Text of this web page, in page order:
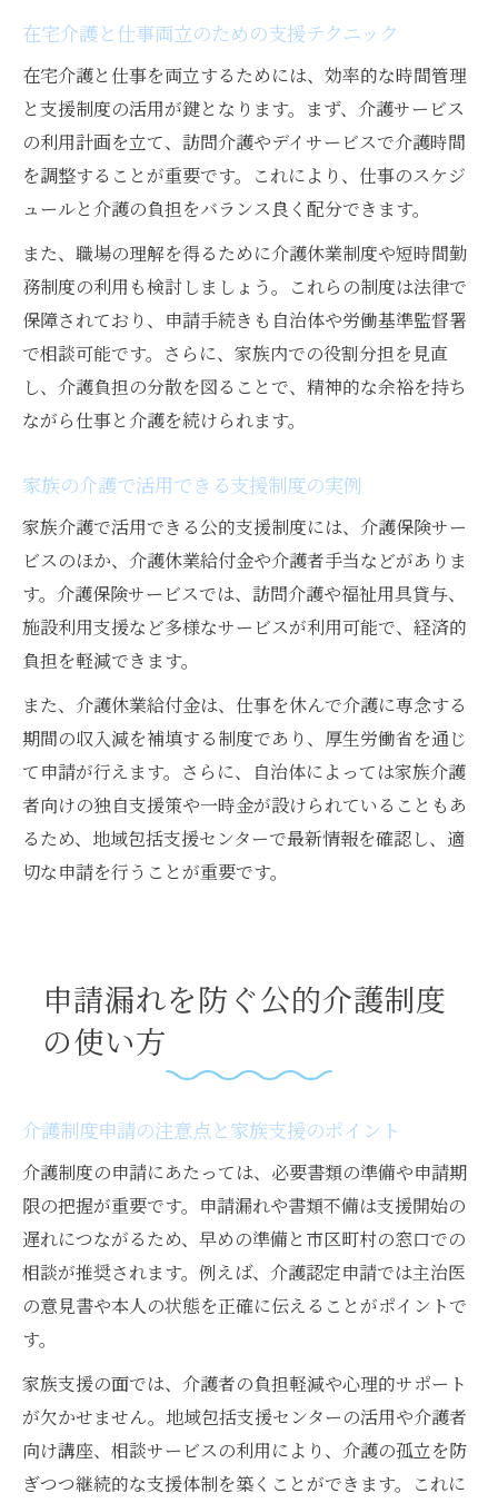
在宅介護と仕事両立のための支援テクニック
在宅介護と仕事を両立するためには、効率的な時間管理
と支援制度の活用が鍵となります。まず、介護サービス
の利用計画を立て、訪問介護やデイサービスで介護時間
を調整することが重要です。これにより、仕事のスケジ
ュールと介護の負担をバランス良く配分できます。
また、職場の理解を得るために介護休業制度や短時間勤
務制度の利用も検討しましょう。これらの制度は法律で
保障されており、申請手続きも自治体や労働基準監督署
で相談可能です。さらに、家族内での役割分担を見直
し、介護負担の分散を図ることで、精神的な余裕を持ち
ながら仕事と介護を続けられます。
家族の介護で活用できる支援制度の実例
家族介護で活用できる公的支援制度には、介護保険サー
ビスのほか、介護休業給付金や介護者手当などがありま
す。介護保険サービスでは、訪問介護や福祉用具貸与、
施設利用支援など多様なサービスが利用可能で、経済的
負担を軽減できます。
また、介護休業給付金は、仕事を休んで介護に専念する
期間の収入減を補填する制度であり、厚生労働省を通じ
て申請が行えます。さらに、自治体によっては家族介護
者向けの独自支援策や一時金が設けられていることもあ
るため、地域包括支援センターで最新情報を確認し、適
切な申請を行うことが重要です。
申請漏れを防ぐ公的介護制度
の使い方
介護制度申請の注意点と家族支援のポイント
介護制度の申請にあたっては、必要書類の準備や申請期
限の把握が重要です。申請漏れや書類不備は支援開始の
遅れにつながるため、早めの準備と市区町村の窓口での
相談が推奨されます。例えば、介護認定申請では主治医
の意見書や本人の状態を正確に伝えることがポイントで
す。
家族支援の面では、介護者の負担軽減や心理的サポート
が欠かせません。地域包括支援センターの活用や介護者
向け講座、相談サービスの利用により、介護の孤立を防
ぎつつ継続的な支援体制を築くことができます。これに